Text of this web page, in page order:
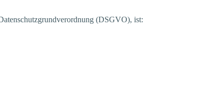
(DSGVO), ist: